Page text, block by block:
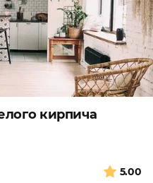
кирпича
5.00